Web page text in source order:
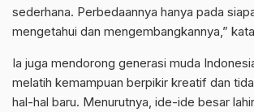
sederhana. Perbedaannya hanya pada
mengetahui dan mengembangkannya,”
Ia juga mendorong generasi muda
melatih kemampuan berpikir kreatif dan
hal-hal baru. Menurutnya, ide-ide besar